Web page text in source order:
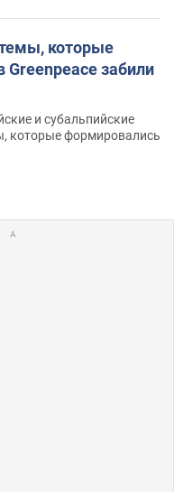
которые
Greenpeace забили
и субальпийские
которые формировались